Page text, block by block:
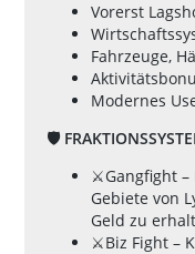
Vorerst
Fahrzeuge,
Modernes
🛡️
⚔️Gangfight
Gebiete von
Geld zu
⚔️Biz Fight –